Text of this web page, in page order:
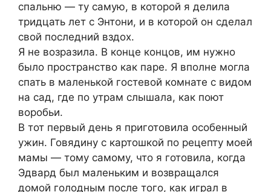
спальню — ту самую, в которой я делила
тридцать лет с Энтони, и в которой он сделал
свой последний вздох.
Я не возразила. В конце концов, им нужно
было пространство как паре. Я вполне могла
спать в маленькой гостевой комнате с видом
на сад, где по утрам слышала, как поют
воробьи.
В тот первый день я приготовила особенный
ужин. Говядину с картошкой по рецепту моей
мамы — тому самому, что я готовила, когда
Эдвард был маленьким и возвращался
домой голодным после того, как играл в